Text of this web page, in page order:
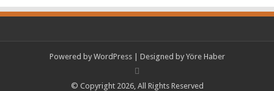
Powered by WordPress| Designed by Yöre Haber
© Copyright 2026, All Rights Reserved